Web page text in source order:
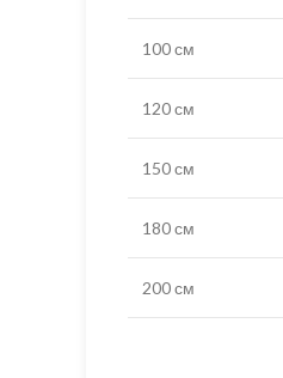
100 см
120 см
150 см
180 см
200 см